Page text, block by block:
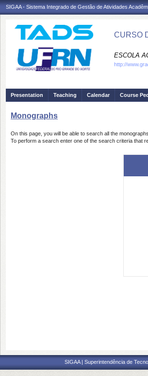
SIGAA - Sistema Integrado de Gestão de Atividades
CURSO
ESCOLA
http://
Presentation Teaching Calendar Course
Monographs
On this page, you will be able to search all the
To perform a search enter one of the search criteria that
SIGAA | Superintendência de